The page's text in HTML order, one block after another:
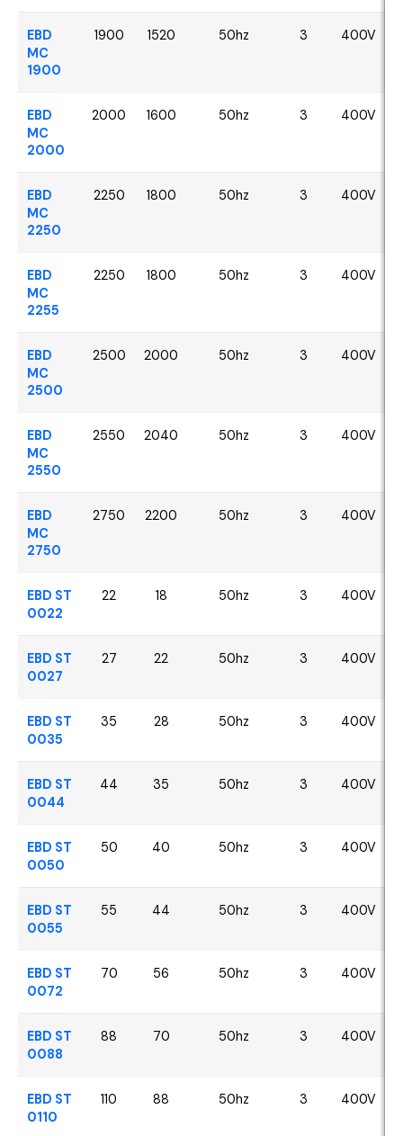
EBD
MC
1900
1900 1520 50hz 3 400V
EBD
MC
2000
2000 1600 50hz 3 400V
EBD
MC
2250
2250 1800 50hz 3 400V
EBD
MC
2255
2250 1800 50hz 3 400V
EBD
MC
2500
2500 2000 50hz 3 400V
EBD
MC
2550
2550 2040 50hz 3 400V
EBD
MC
2750
2750 2200 50hz 3 400V
EBD ST
0022
22 18 50hz 3 400V
EBD ST
0027
27 22 50hz 3 400V
EBD ST
0035
35 28 50hz 3 400V
EBD ST
0044
44 35 50hz 3 400V
EBD ST
0050
50 40 50hz 3 400V
EBD ST
0055
55 44 50hz 3 400V
EBD ST
0072
70 56 50hz 3 400V
EBD ST
0088
88 70 50hz 3 400V
EBD ST
0110
110 88 50hz 3 400V